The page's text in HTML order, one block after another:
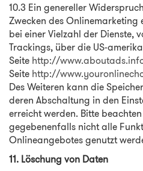
10.3 Ein genereller
Zwecken des Onlinemarketing
bei einer Vielzahl der Dienste,
Trackings, über die US-
Seite http://
Seite http://
Des Weiteren kann die
deren Abschaltung in den
erreicht werden. Bitte
gegebenenfalls nicht alle
Onlineangebotes genutzt
11. Löschung von Daten